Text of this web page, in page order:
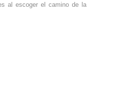
al escoger el camino de la